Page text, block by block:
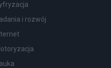
i rozwój